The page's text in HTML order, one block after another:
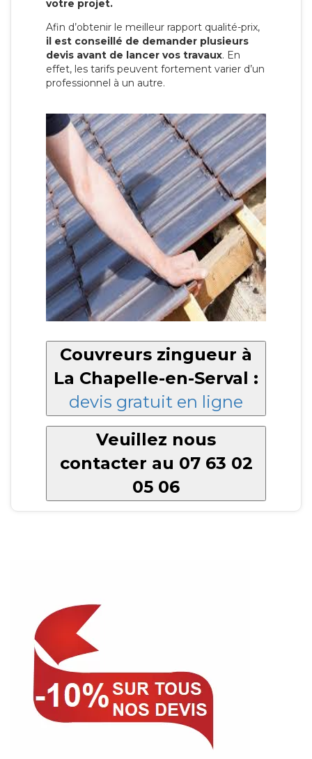
votre projet.
Afin d’obtenir le meilleur rapport qualité-prix,
il est conseillé de demander plusieurs
devis avant de lancer vos travaux. En
effet, les tarifs peuvent fortement varier d’un
professionnel à un autre.
Couvreurs zingueur à
La Chapelle-en-Serval :
devis gratuit en ligne
Veuillez nous
contacter au 07 63 02
05 06